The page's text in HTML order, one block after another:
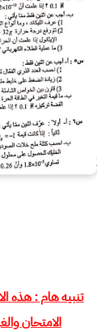
تنبيه هام : هذه
الامتحان